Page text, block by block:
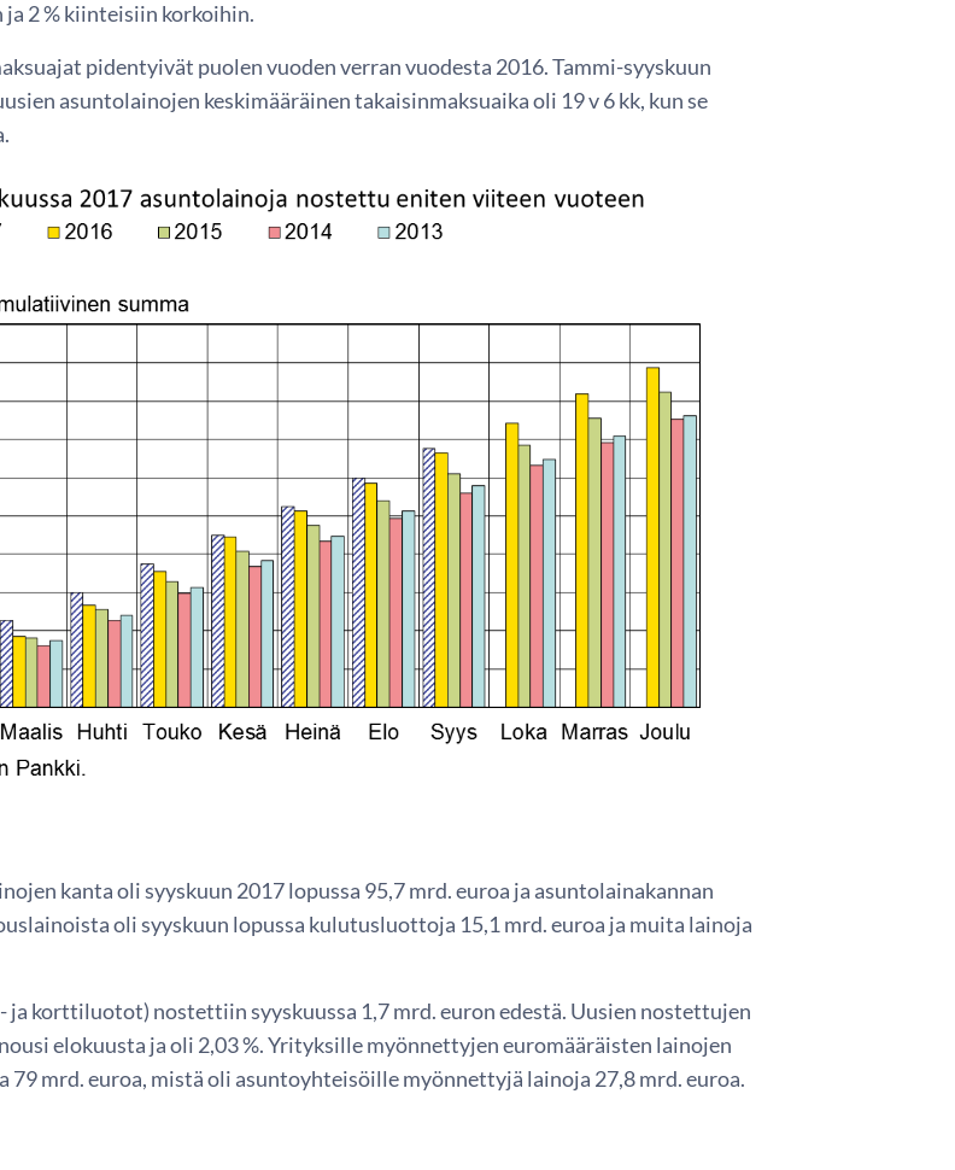
2 % kiinteisiin korkoihin.
pidentyivät puolen vuoden verran vuodesta 2016. Tammi-syyskuun
asuntolainojen keskimääräinen takaisinmaksuaika oli 19 v 6 kk, kun se
kanta oli syyskuun 2017 lopussa 95,7 mrd. euroa ja asuntolainakannan
oli syyskuun lopussa kulutusluottoja 15,1 mrd. euroa ja muita lainoja
korttiluotot) nostettiin syyskuussa 1,7 mrd. euron edestä. Uusien nostettujen
elokuusta ja oli 2,03 %. Yrityksille myönnettyjen euromääräisten lainojen
79 mrd. euroa, mistä oli asuntoyhteisöille myönnettyjä lainoja 27,8 mrd. euroa.